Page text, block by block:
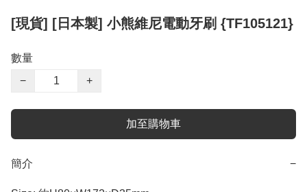
[現貨] [日本製] 小熊維尼電動牙刷 {TF105121}
數量
−
+
加至購物車
簡介 −